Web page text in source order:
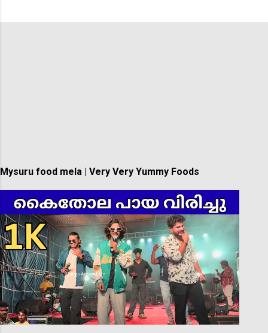
Mysuru food mela | Very Very Yummy Foods